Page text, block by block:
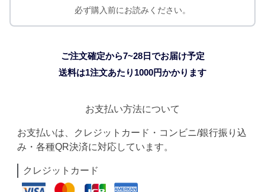
必ず購入前にお読みください。
ご注文確定から7~28日でお届け予定
送料は1注文あたり 1000円かかります
お支払い方法について
お支払いは、クレジットカード・コンビニ/銀行振り込
み・各種QR決済に対応しています。
クレジットカード